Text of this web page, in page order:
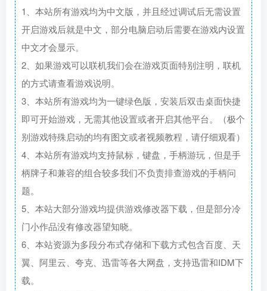
1、本站所有游戏均为中文版，并且经过调试后无需设置
开启游戏后就是中文，部分电脑启动后需要在游戏内设置
中文才会显示。
2、如果游戏可以联机我们会在游戏页面特别注明，联机
的方式请查看游戏说明。
3、本站所有游戏均为一键绿色版，安装后双击桌面快捷
即可开始游戏，无需其他设置或者开启其他平台。（极个
别游戏特殊启动的均有图文或者视频教程，请仔细观看）
4、本站所有游戏均支持鼠标，键盘，手柄游玩，但是手
柄牌子和兼容的组合较多我们不负责排查游戏的手柄问
题。
5、本站大部分游戏均提供游戏修改器下载，但是部分冷
门小作品没有修改器望知晓。
6、本站资源为多段分布式存储和下载方式包含百度、天
翼、阿里云、夸克、迅雷等各大网盘，支持迅雷和IDM下
载。